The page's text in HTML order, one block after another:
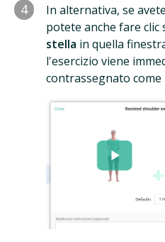
4
In alternativa, se
potete anche fare clic
stella in quella
l'esercizio viene
contrassegnato